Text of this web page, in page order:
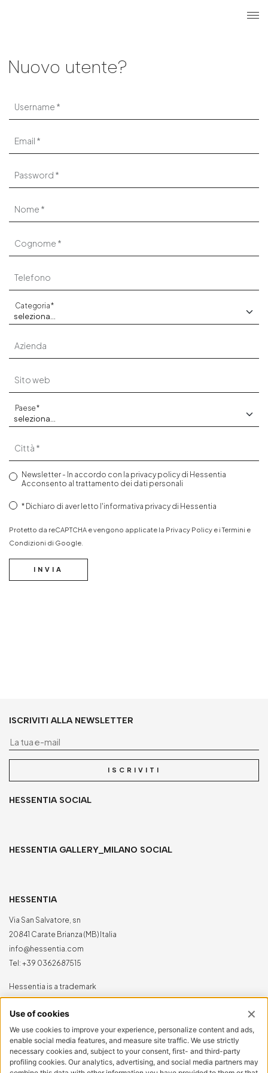
Cerca
Login
Nuovo utente?
Username
Email
Password
Nome
Cognome
Telefono
Categoria
Azienda
Sito web
Paese
Città
Newsletter - In accordo con la privacy policy di Hessentia
Acconsento al trattamento dei dati personali
Dichiaro di aver letto l'informativa privacy di Hessentia
Protetto da reCAPTCHA e vengono applicate la Privacy Policy e iTermini e
Condizioni di Google.
INVIA
ISCRIVITI ALLA NEWSLETTER
ISCRIVITI
HESSENTIA SOCIAL
HESSENTIA GALLERY_MILANO SOCIAL
HESSENTIA
Via San Salvatore, sn
20841 Carate Brianza (MB) Italia
info@hessentia.com
Tel: +39 0362687515
Hessentia is a trademark
of Cornelio Cappellini Srl
AREA CLIENTI